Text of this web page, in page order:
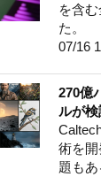
を含
た。
07/16
270億
ルが
術を
題もあ